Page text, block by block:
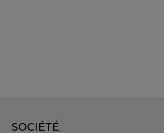
SOCIÉTÉ